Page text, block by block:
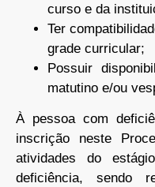
curso e da
Ter
grade curricular;
Possuir
matutino e/ou
À pessoa com
inscrição neste
atividades do
deficiência, sendo